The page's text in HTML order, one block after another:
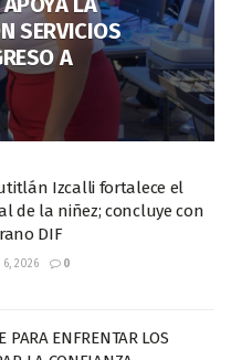
SERVICIOS
A
Izcalli fortalece el
de la niñez; concluye con
DIF
2026 0
PARA ENFRENTAR LOS